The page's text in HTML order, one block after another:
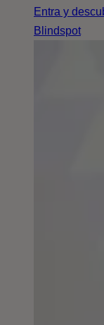
Entra y
Blindspot